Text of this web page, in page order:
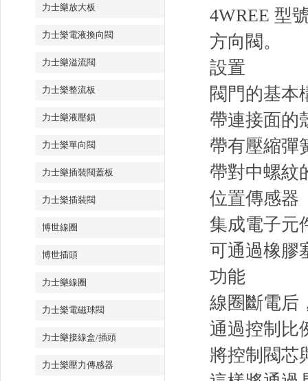
力士樂放大板
力士樂電液換向閥
力士樂溢流閥
力士樂整流板
力士樂液壓鎖
力士樂單向閥
力士樂插裝閥蓋板
力士樂插裝閥
博世線圈
博世插頭
力士樂線圈
力士樂電磁球閥
力士樂接線盒/插頭
力士樂壓力傳感器
4WREE 型
方向閥。
設置
閥門的基本
帶連接面的
帶有壓縮彈
帶對中螺紋
位置傳感器
集成電子元
可通過橡膠
功能
線圈斷電后
通過控制比
將控制閥芯